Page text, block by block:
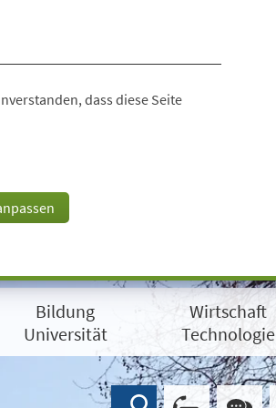
dass diese Seite
Bildung
Universität
Wirtschaft
Technologie